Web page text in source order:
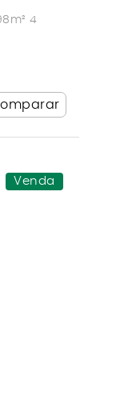
4
Venda